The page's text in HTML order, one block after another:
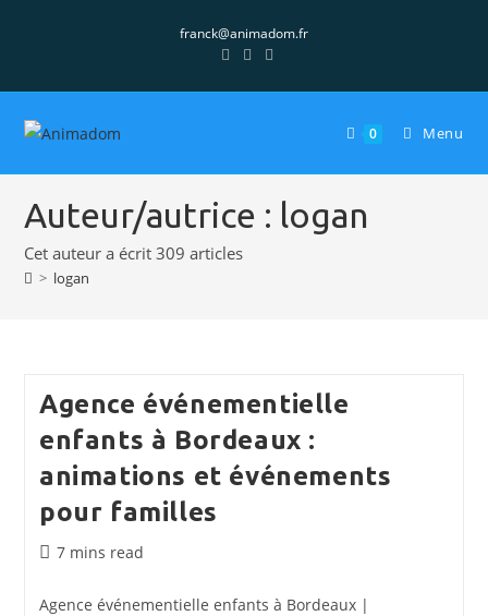
franck@animadom.fr
0 Menu
Auteur/autrice : logan
Cet auteur a écrit 309 articles
> logan
Agence événementielle
enfants à Bordeaux :
animations et événements
pour familles
Temps
lecture :
7 mins read
Agence événementielle enfants à Bordeaux |